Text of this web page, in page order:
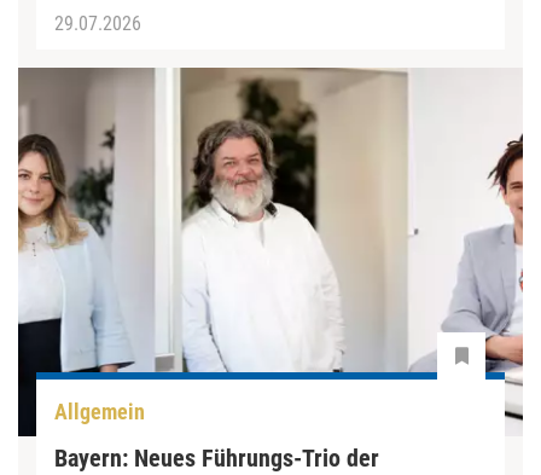
29.07.2026
Allgemein
Bayern: Neues Führungs-Trio der